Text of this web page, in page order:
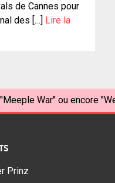
de Cannes pour
des […]
Lire la
War" ou encore
Prinz